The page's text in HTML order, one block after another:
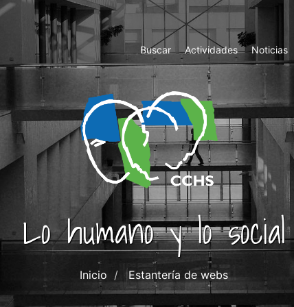
Top
Menu
Buscar Actividades Noticias
Lo humano y lo social
Inicio Estantería de webs